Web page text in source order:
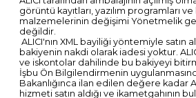
görüntü kayıtları, yazılım programları
malzemelerinin değişimi Yönetmelik
değildir.
ALICI'nın XML bayiliği yöntemiyle satın
bakiyenin nakdi olarak iadesi yoktur.
ve iskontolar dahilinde bu bakiyeyi
İşbu Ön Bilgilendirmenin
Bakanlığınca ilan edilen değere kadar
hizmeti satın aldığı ve ikametgahının